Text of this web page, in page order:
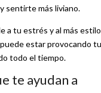
sentirte más liviano.
a tu estrés y al más
estar provocando
todo el tiempo.
te ayudan a